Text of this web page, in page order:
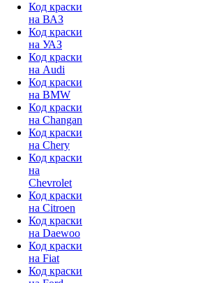
Код краски
на ВАЗ
Код краски
на УАЗ
Код краски
на Audi
Код краски
на BMW
Код краски
на Changan
Код краски
на Chery
Код краски
на
Chevrolet
Код краски
на Citroen
Код краски
на Daewoo
Код краски
на Fiat
Код краски